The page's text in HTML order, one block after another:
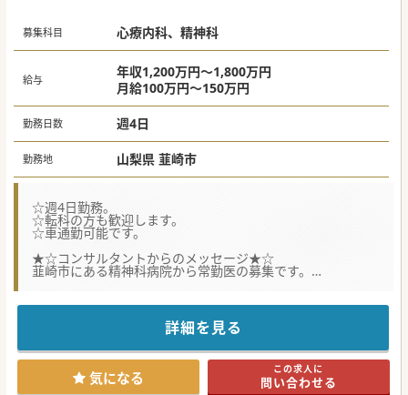
募集科目 心療内科、精神科
給与
年収1,200万円～1,800万円
月給100万円～150万円
勤務日数 週4日
勤務地 山梨県 韮崎市
☆週4日勤務。
☆転科の方も歓迎します。
☆車通勤可能です。
★☆コンサルタントからのメッセージ★☆
韮崎市にある精神科病院から常勤医の募集です。
山々に囲まれた自然豊かな環境で自分らしく働いてみたい
子どもをのびのびと育てたい方に非常におすすめです。
詳細を見る
気になる この求人に
問い合わせる